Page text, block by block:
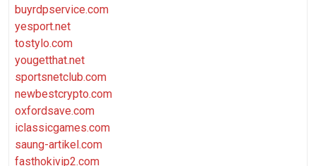
buyrdpservice.com
yesport.net
tostylo.com
yougetthat.net
sportsnetclub.com
newbestcrypto.com
oxfordsave.com
iclassicgames.com
saung-artikel.com
fasthokivip2.com